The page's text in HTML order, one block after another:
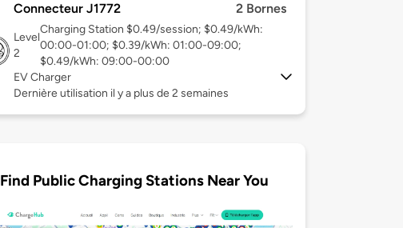
Connecteur J1772 2 Bornes
Level
2
Charging Station $0.49/session; $0.49/kWh:
00:00-01:00; $0.39/kWh: 01:00-09:00;
$0.49/kWh: 09:00-00:00
EV Charger
Dernière utilisation il y a plus de 2 semaines
Find Public Charging Stations Near You